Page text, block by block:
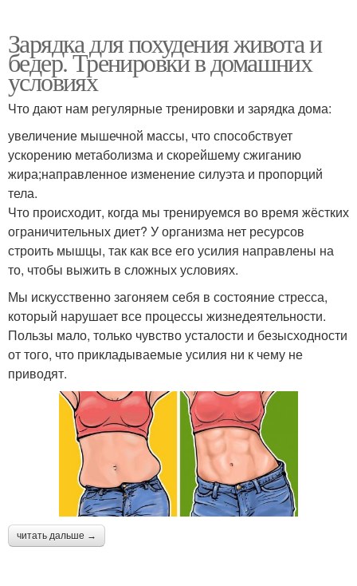
Зарядка для похудения живота и
бедер. Тренировки в домашних
условиях
Что дают нам регулярные тренировки и зарядка дома:
увеличение мышечной массы, что способствует
ускорению метаболизма и скорейшему сжиганию
жира;направленное изменение силуэта и пропорций
тела.
Что происходит, когда мы тренируемся во время жёстких
ограничительных диет? У организма нет ресурсов
строить мышцы, так как все его усилия направлены на
то, чтобы выжить в сложных условиях.
Мы искусственно загоняем себя в состояние стресса,
который нарушает все процессы жизнедеятельности.
Пользы мало, только чувство усталости и безысходности
от того, что прикладываемые усилия ни к чему не
приводят.
читать дальше →